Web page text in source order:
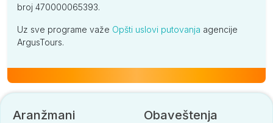
broj 470000065393.
Uz sve programe važe Opšti uslovi putovanja agencije
ArgusTours.
Aranžmani Obaveštenja